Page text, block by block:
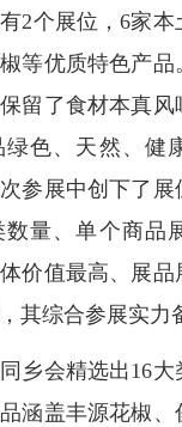
2个展位，6家
等优质特色产品
留了食材本真风
色、天然、健
参展中创下了展
量、单个商品
价值最高、展
其综合参展实力
乡会精选出16
涵盖丰源花椒、